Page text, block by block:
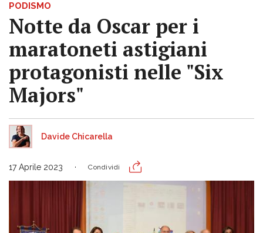
PODISMO
Notte da Oscar per i
maratoneti astigiani
protagonisti nelle "Six
Majors"
Davide Chicarella
17 Aprile 2023 Condividi